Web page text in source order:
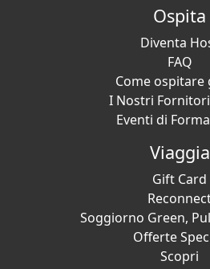
Ospita
Diventa
FAQ
Come ospitare
I Nostri
Eventi di
Viaggia
Gift Card
Soggiorno Green,
Offerte
Scopri